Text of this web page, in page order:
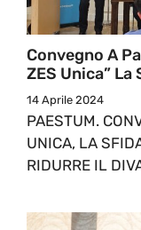
Convegno A
ZES Unica” La
14 Aprile 2024
PAESTUM.
UNICA, LA
RIDURRE IL